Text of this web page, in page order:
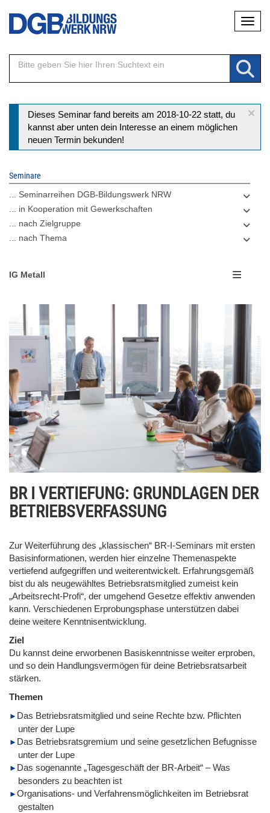
Direkt
Inhalt
×
Statusmeldung
Dieses Seminar fand bereits am 2018-10-22 statt, du
kannst aber unten dein Interesse an einem möglichen
neuen Termin bekunden!
Seminare
... Seminarreihen DGB-Bildungswerk NRW
... in Kooperation mit Gewerkschaften
... nach Zielgruppe
... nach Thema
IG Metall
BR I VERTIEFUNG: GRUNDLAGEN DER
BETRIEBSVERFASSUNG
Zur Weiterführung des „klassischen“ BR-I-Seminars mit ersten
Basisinformationen, werden hier einzelne Themenaspekte
vertiefend aufgegriffen und weiterentwickelt. Erfahrungsgemäß
bist du als neugewähltes Betriebsratsmitglied zumeist kein
„Arbeitsrecht-Profi“, der umgehend Gesetze effektiv anwenden
kann. Verschiedenen Erprobungsphase unterstützen dabei
deine weitere Kenntnisentwicklung.
Ziel
Du kannst deine erworbenen Basiskenntnisse weiter erproben,
und so dein Handlungsvermögen für deine Betriebsratsarbeit
stärken.
Themen
Das Betriebsratsmitglied und seine Rechte bzw. Pflichten
unter der Lupe
Das Betriebsratsgremium und seine gesetzlichen Befugnisse
unter der Lupe
Das sogenannte „Tagesgeschäft der BR-Arbeit“ – Was
besonders zu beachten ist
Organisations- und Verfahrensmöglichkeiten im Betriebsrat
gestalten